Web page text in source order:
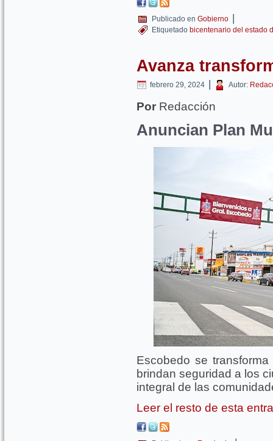
Publicado en Gobierno |
Etiquetado bicentenario del estado
Avanza
febrero 29, 2024 | Autor:
Por Redacción
Anuncian Plan
Escobedo se
brindan seguridad a los
integral de las
Leer el resto de esta